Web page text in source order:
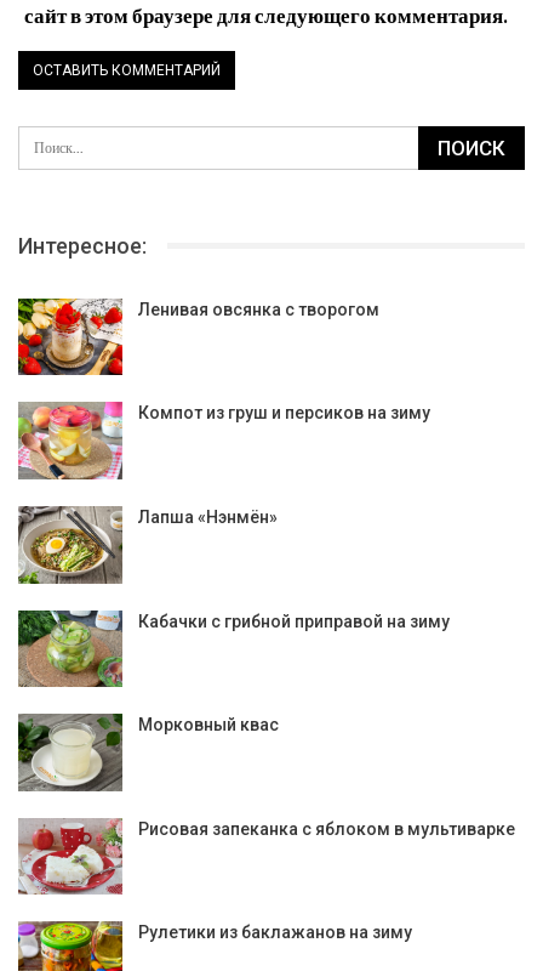
сайт в этом браузере для следующего комментария.
Интересное:
Ленивая овсянка с творогом
Компот из груш и персиков на зиму
Лапша «Нэнмён»
Кабачки с грибной приправой на зиму
Морковный квас
Рисовая запеканка с яблоком в мультиварке
Рулетики из баклажанов на зиму